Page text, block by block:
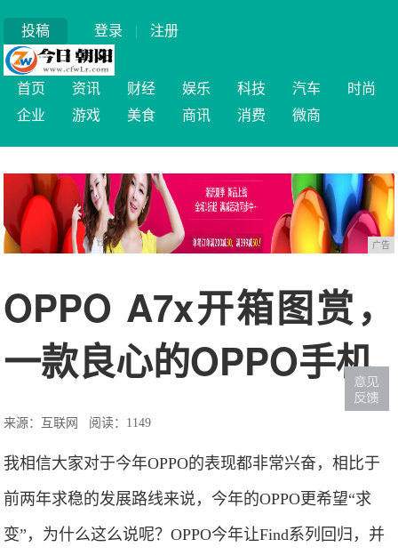
投稿 登录 | 注册
首页 资讯 财经 娱乐 科技 汽车
时尚
企业
游戏 美食 商讯 消费 微商
广告
OPPO A7x开箱图赏，
一款良心的OPPO手机
来源：互联网 阅读：1149
我相信大家对于今年OPPO的表现都非常兴奋，相比于
前两年求稳的发展路线来说，今年的OPPO更希望“求
变”，为什么这么说呢？OPPO今年让Find系列回归，并